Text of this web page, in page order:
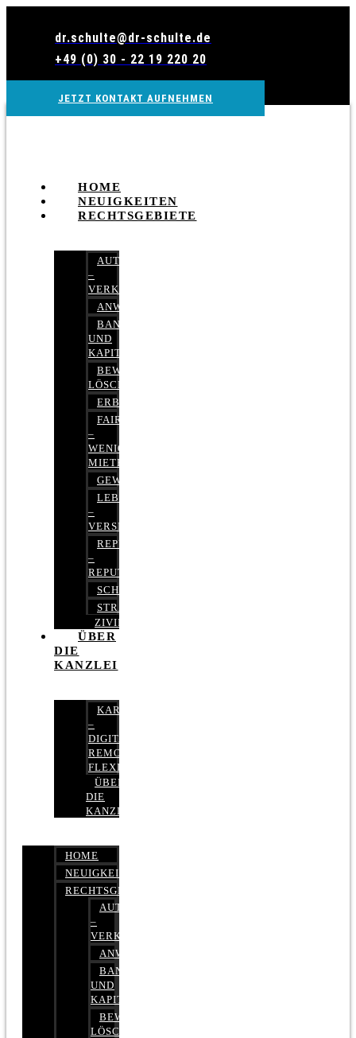
dr.schulte@dr-schulte.de
+49 (0) 30 - 22 19 220 20
JETZT KONTAKT AUFNEHMEN
HOME
NEUIGKEITEN
RECHTSGEBIETE
AUTOBETRUG
–
VERKEHRSRECHT
ANWALTSHAFTUNGSRECHT
BANK-
UND
KAPITALMARKTRECHT
BEWERTUNGEN
LÖSCHEN
ERBRECHT
FAIRMIETEN
–
WENIGER
MIETE
GEWERBERECHT
LEBENSVERSICHERUNG
–
VERSICHERUNGSRECHT
REPUTATIONSRECHT
–
REPUTATIONSMANAGEMENT
SCHUFARECHT
STRAFRECHT
ZIVILRECHT
ÜBER
DIE
KANZLEI
KARRIERE
–
DIGITAL,
REMOTE,
FLEXIBEL
ÜBER
DIE
KANZLEI
HOME
NEUIGKEITEN
RECHTSGEBIETE
AUTOBETRUG
–
VERKEHRSRECHT
ANWALTSHAFTUNGSRECHT
BANK-
UND
KAPITALMARKTRECHT
BEWERTUNGEN
LÖSCHEN